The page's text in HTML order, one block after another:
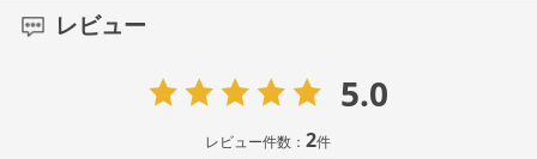
レビュー
5.0
レビュー件数：2件